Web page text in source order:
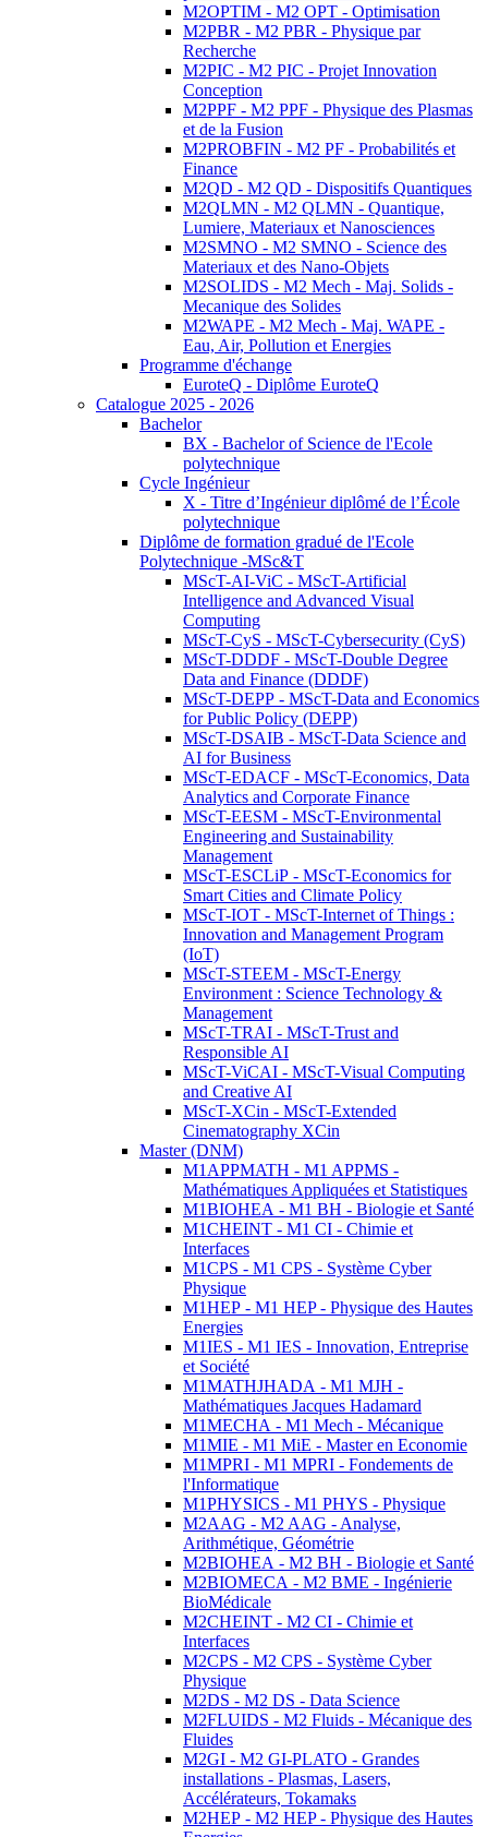
M2OPTIM - M2 OPT - Optimisation
M2PBR - M2 PBR - Physique par
Recherche
M2PIC - M2 PIC - Projet Innovation
Conception
M2PPF - M2 PPF - Physique des Plasmas
et de la Fusion
M2PROBFIN - M2 PF - Probabilités et
Finance
M2QD - M2 QD - Dispositifs Quantiques
M2QLMN - M2 QLMN - Quantique,
Lumiere, Materiaux et Nanosciences
M2SMNO - M2 SMNO - Science des
Materiaux et des Nano-Objets
M2SOLIDS - M2 Mech - Maj. Solids -
Mecanique des Solides
M2WAPE - M2 Mech - Maj. WAPE -
Eau, Air, Pollution et Energies
Programme d'échange
EuroteQ - Diplôme EuroteQ
Catalogue 2025 - 2026
Bachelor
BX - Bachelor of Science de l'Ecole
polytechnique
Cycle Ingénieur
X - Titre d’Ingénieur diplômé de l’École
polytechnique
Diplôme de formation gradué de l'Ecole
Polytechnique -MSc&T
MScT-AI-ViC - MScT-Artificial
Intelligence and Advanced Visual
Computing
MScT-CyS - MScT-Cybersecurity (CyS)
MScT-DDDF - MScT-Double Degree
Data and Finance (DDDF)
MScT-DEPP - MScT-Data and Economics
for Public Policy (DEPP)
MScT-DSAIB - MScT-Data Science and
AI for Business
MScT-EDACF - MScT-Economics, Data
Analytics and Corporate Finance
MScT-EESM - MScT-Environmental
Engineering and Sustainability
Management
MScT-ESCLiP - MScT-Economics for
Smart Cities and Climate Policy
MScT-IOT - MScT-Internet of Things :
Innovation and Management Program
(IoT)
MScT-STEEM - MScT-Energy
Environment : Science Technology &
Management
MScT-TRAI - MScT-Trust and
Responsible AI
MScT-ViCAI - MScT-Visual Computing
and Creative AI
MScT-XCin - MScT-Extended
Cinematography XCin
Master (DNM)
M1APPMATH - M1 APPMS -
Mathématiques Appliquées et Statistiques
M1BIOHEA - M1 BH - Biologie et Santé
M1CHEINT - M1 CI - Chimie et
Interfaces
M1CPS - M1 CPS - Système Cyber
Physique
M1HEP - M1 HEP - Physique des Hautes
Energies
M1IES - M1 IES - Innovation, Entreprise
et Société
M1MATHJHADA - M1 MJH -
Mathématiques Jacques Hadamard
M1MECHA - M1 Mech - Mécanique
M1MIE - M1 MiE - Master en Economie
M1MPRI - M1 MPRI - Fondements de
l'Informatique
M1PHYSICS - M1 PHYS - Physique
M2AAG - M2 AAG - Analyse,
Arithmétique, Géométrie
M2BIOHEA - M2 BH - Biologie et Santé
M2BIOMECA - M2 BME - Ingénierie
BioMédicale
M2CHEINT - M2 CI - Chimie et
Interfaces
M2CPS - M2 CPS - Système Cyber
Physique
M2DS - M2 DS - Data Science
M2FLUIDS - M2 Fluids - Mécanique des
Fluides
M2GI - M2 GI-PLATO - Grandes
installations - Plasmas, Lasers,
Accélérateurs, Tokamaks
M2HEP - M2 HEP - Physique des Hautes